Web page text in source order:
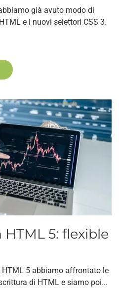
già avuto modo di
e i nuovi selettori CSS 3.
5: flexible
HTML 5 abbiamo affrontato le
di HTML e siamo poi...